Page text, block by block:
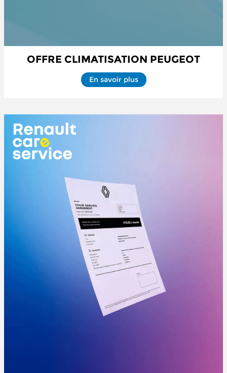
OFFRE CLIMATISATION PEUGEOT
En savoir plus